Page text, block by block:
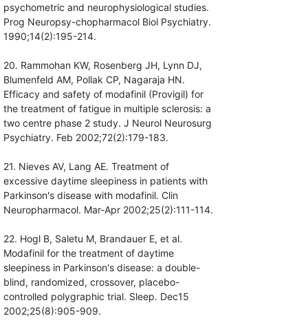
psychometric and neurophysiological studies.
Prog Neuropsy-chopharmacol Biol Psychiatry.
1990;14(2):195-214.
20. Rammohan KW, Rosenberg JH, Lynn DJ,
Blumenfeld AM, Pollak CP, Nagaraja HN.
Efficacy and safety of modafinil (Provigil) for
the treatment of fatigue in multiple sclerosis: a
two centre phase 2 study. J Neurol Neurosurg
Psychiatry. Feb 2002;72(2):179-183.
21. Nieves AV, Lang AE. Treatment of
excessive daytime sleepiness in patients with
Parkinson's disease with modafinil. Clin
Neuropharmacol. Mar-Apr 2002;25(2):111-114.
22. Hogl B, Saletu M, Brandauer E, et al.
Modafinil for the treatment of daytime
sleepiness in Parkinson's disease: a double-
blind, randomized, crossover, placebo-
controlled polygraphic trial. Sleep. Dec15
2002;25(8):905-909.